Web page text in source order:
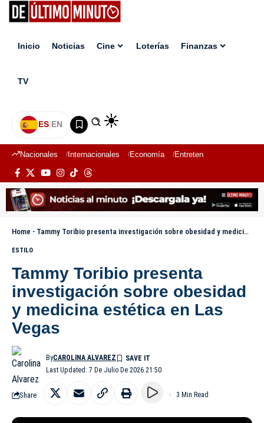
Inicio Noticias Cine Loterías Finanzas
TV
ES|EN
Nacionales Internacionales Economía Entretenimiento
Home - Tammy Toribio presenta investigación sobre obesidad y medicina estética en Las Vegas
ESTILO
Tammy Toribio presenta
investigación sobre obesidad
y medicina estética en Las
Vegas
Last Updated: 7 De Julio De 2026 21:50
ByCAROLINA ALVAREZ
Share 3 Min Read